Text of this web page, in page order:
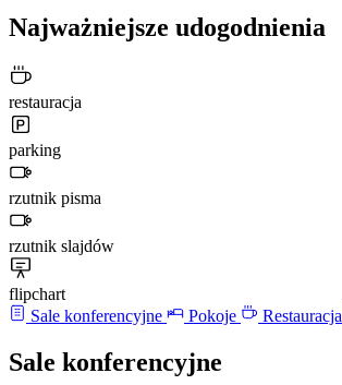
Najważniejsze udogodnienia
restauracja
parking
rzutnik pisma
rzutnik slajdów
flipchart
Sale konferencyjne
Pokoje Restauracja
Sale konferencyjne